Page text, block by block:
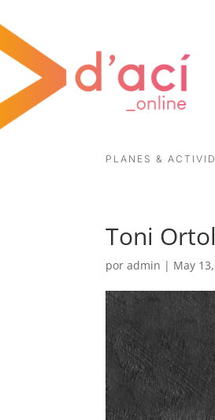
PLANES &
Toni
poradmin | May